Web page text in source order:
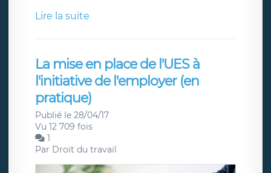
Lire la suite
La mise en place de l'UES à
l'initiative de l'employer (en
pratique)
Publié le 28/04/17
Vu 12 709 fois
1
Par Droit du travail